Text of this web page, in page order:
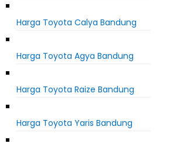
Harga Toyota Calya Bandung
Harga Toyota Agya Bandung
Harga Toyota Raize Bandung
Harga Toyota Yaris Bandung